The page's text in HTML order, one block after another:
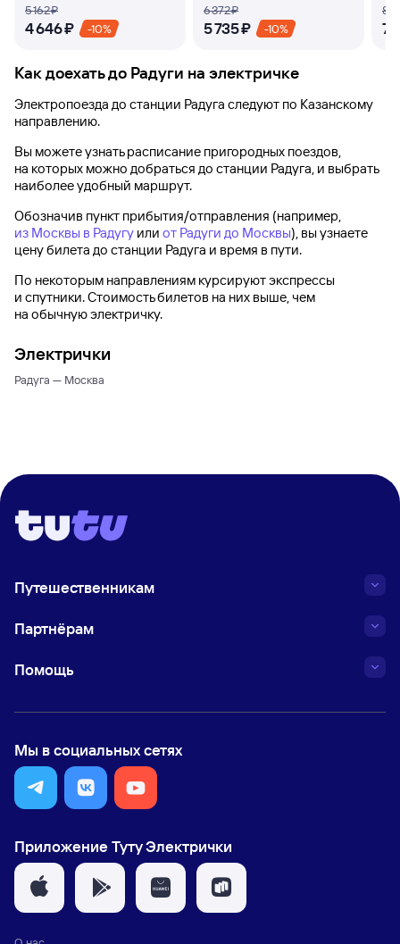
5 ⁠162 ⁠₽
4 ⁠646 ⁠₽ -10%
6 ⁠372 ⁠₽
5 ⁠735 ⁠₽ -10%
8
7
Как доехать до Радуги на электричке
Электропоезда до станции Радуга следуют по Казанскому
направлению.
Вы можете узнать расписание пригородных поездов,
на которых можно добраться до станции Радуга, и выбрать
наиболее удобный маршрут.
Обозначив пункт прибытия/отправления (например,
из Москвы в Радугу или от Радуги до Москвы), вы узнаете
цену билета до станции Радуга и время в пути.
По некоторым направлениям курсируют экспрессы
и спутники. Стоимость билетов на них выше, чем
на обычную электричку.
Электрички
Радуга — Москва
Путешественникам
Партнёрам
Помощь
Мы в социальных сетях
Приложение Туту Электрички